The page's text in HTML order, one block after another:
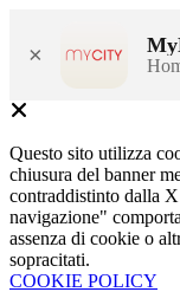
×
Questo sito utilizza
chiusura del banner
contraddistinto dalla
navigazione"
assenza di cookie o
sopracitati.
COOKIE POLICY